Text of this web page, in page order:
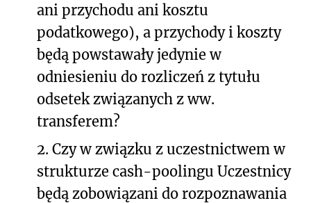
ani przychodu ani kosztu
podatkowego), a przychody i koszty
będą powstawały jedynie w
odniesieniu do rozliczeń z tytułu
odsetek związanych z ww.
transferem?
2. Czy w związku z uczestnictwem w
strukturze cash-poolingu Uczestnicy
będą zobowiązani do rozpoznawania